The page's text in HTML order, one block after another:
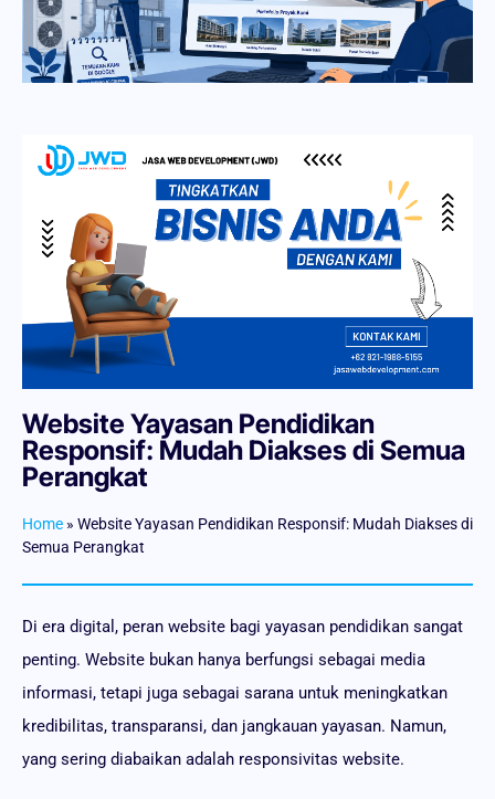
Website Yayasan Pendidikan
Responsif: Mudah Diakses di Semua
Perangkat
Home » Website Yayasan Pendidikan Responsif: Mudah Diakses di
Semua Perangkat
Di era digital, peran website bagi yayasan pendidikan sangat
penting. Website bukan hanya berfungsi sebagai media
informasi, tetapi juga sebagai sarana untuk meningkatkan
kredibilitas, transparansi, dan jangkauan yayasan. Namun,
yang sering diabaikan adalah responsivitas website.